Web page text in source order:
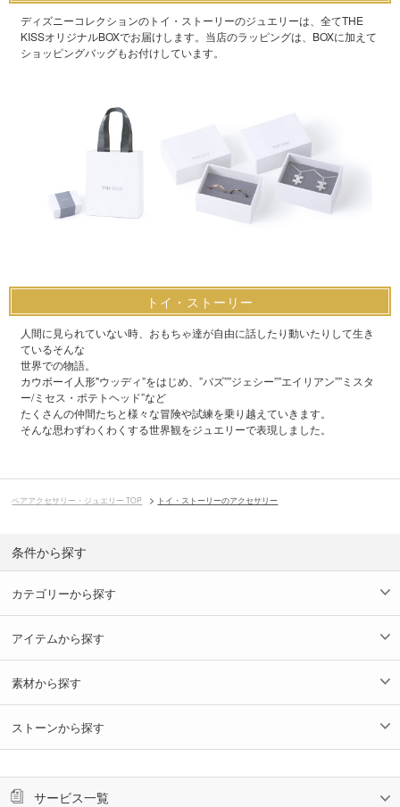
ディズニーコレクションのトイ・ストーリーのジュエリーは、全てTHE
KISSオリジナルBOXでお届けします。当店のラッピングは、BOXに加えて
ショッピングバッグもお付けしています。
トイ・ストーリー
人間に見られていない時、おもちゃ達が自由に話したり動いたりして生き
ているそんな
世界での物語。
カウボーイ人形"ウッディ”をはじめ、”バズ””ジェシー””エイリアン””ミスタ
ー/ミセス・ポテトヘッド”など
たくさんの仲間たちと様々な冒険や試練を乗り越えていきます。
そんな思わずわくわくする世界観をジュエリーで表現しました。
ペアアクセサリー・ジュエリー TOP トイ・ストーリーのアクセサリー
条件から探す
カテゴリーから探す
アイテムから探す
素材から探す
ストーンから探す
サービス一覧